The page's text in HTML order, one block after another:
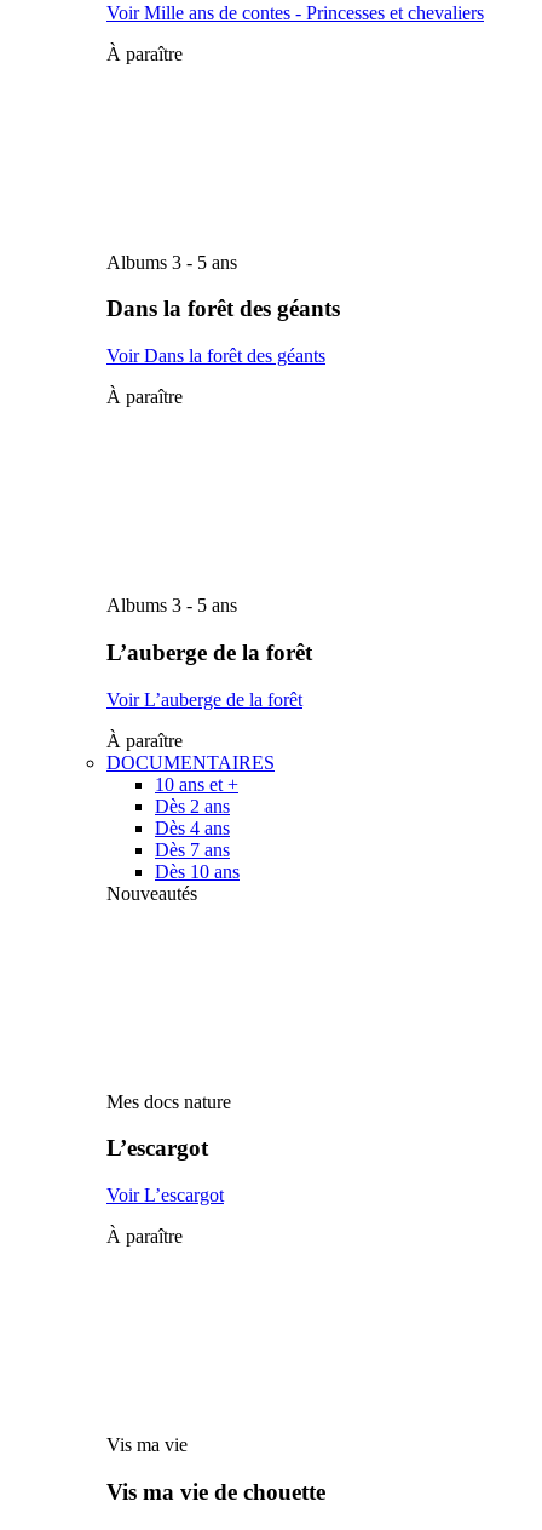
Voir Mille ans de contes - Princesses et chevaliers
À paraître
Albums 3 - 5 ans
Dans la forêt des géants
Voir Dans la forêt des géants
À paraître
Albums 3 - 5 ans
L’auberge de la forêt
Voir L’auberge de la forêt
À paraître
DOCUMENTAIRES
10 ans et +
Dès 2 ans
Dès 4 ans
Dès 7 ans
Dès 10 ans
Nouveautés
Mes docs nature
L’escargot
Voir L’escargot
À paraître
Vis ma vie
Vis ma vie de chouette